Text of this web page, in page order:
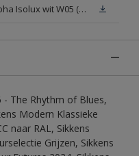
Veiligheidsinformatieblad Alpha Isolux wit W05 (SDS)
- The Rhythm of Blues,
Modern Klassieke
naar RAL, Sikkens
Grijzen, Sikkens